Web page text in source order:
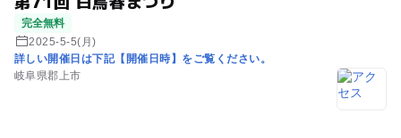
完全無料
2025-5-5(月)
詳しい開催日は下記【開催日時】をご覧ください。
岐阜県郡上市